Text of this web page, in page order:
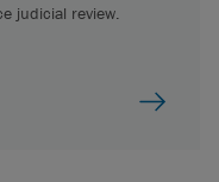
judicial review.